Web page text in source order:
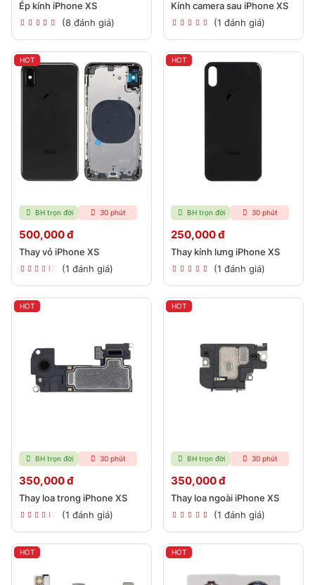
Ép kính iPhone XS
(8 đánh giá)
Kính camera sau iPhone XS
(1 đánh giá)
HOT
BH trọn đời 30 phút
500,000 đ
Thay vỏ iPhone XS
(1 đánh giá)
HOT
BH trọn đời 30 phút
250,000 đ
Thay kính lưng iPhone XS
(1 đánh giá)
HOT
BH trọn đời 30 phút
350,000 đ
Thay loa trong iPhone XS
(1 đánh giá)
HOT
BH trọn đời 30 phút
350,000 đ
Thay loa ngoài iPhone XS
(1 đánh giá)
HOT HOT